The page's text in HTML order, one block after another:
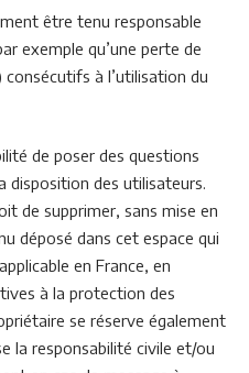
être tenu responsable
exemple qu’une perte de
consécutifs à l’utilisation du
de poser des questions
disposition des utilisateurs.
de supprimer, sans mise en
déposé dans cet espace qui
en France, en
à la protection des
se réserve également
la responsabilité civile et/ou